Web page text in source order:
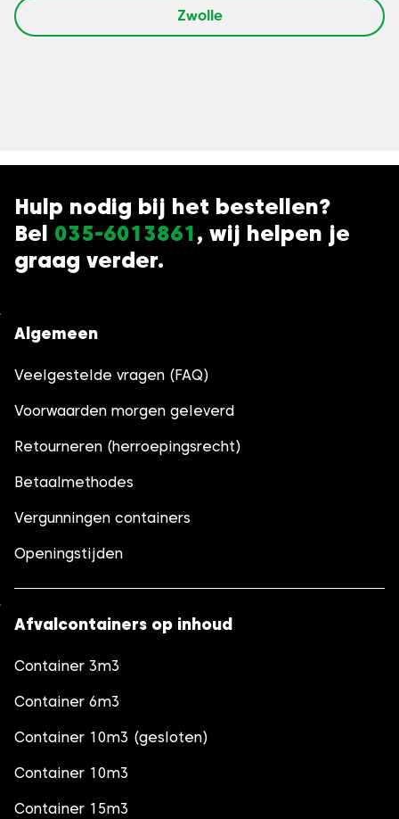
Zwolle
Hulp nodig bij het bestellen?
Bel 035-6013861, wij helpen je
graag verder.
Algemeen
Veelgestelde vragen (FAQ)
Voorwaarden morgen geleverd
Retourneren (herroepingsrecht)
Betaalmethodes
Vergunningen containers
Openingstijden
Afvalcontainers op inhoud
Container 3m3
Container 6m3
Container 10m3 (gesloten)
Container 10m3
Container 15m3